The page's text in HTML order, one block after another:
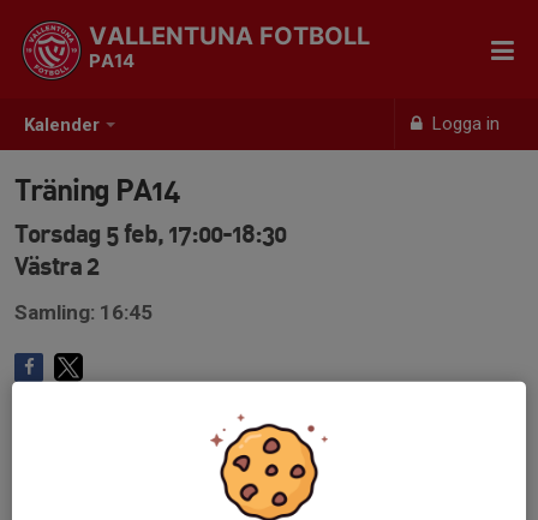
Kalender Logga in
VALLENTUNA FOTBOLL
PA14
Träning PA14
Torsdag 5 feb, 17:00-18:30
Västra 2
Samling: 16:45